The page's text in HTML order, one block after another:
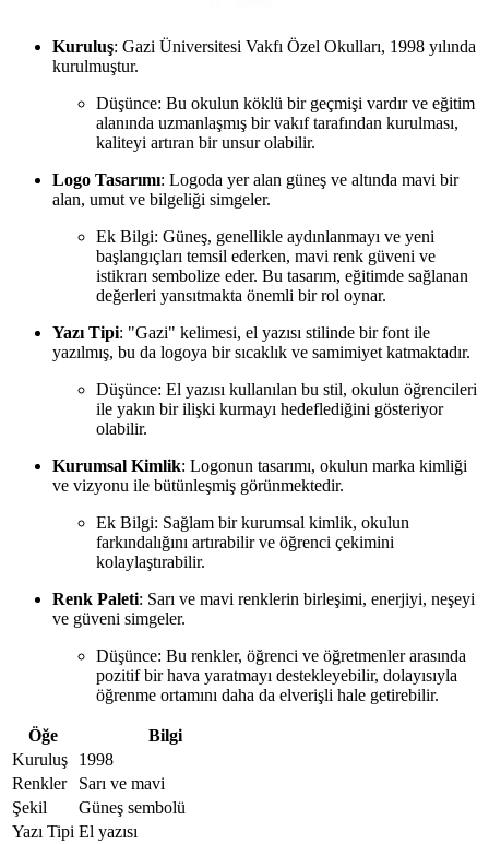
Kuruluş: Gazi Üniversitesi Vakfı Özel Okulları, 1998 yılında
kurulmuştur.
Düşünce: Bu okulun köklü bir geçmişi vardır ve eğitim
alanında uzmanlaşmış bir vakıf tarafından kurulması,
kaliteyi artıran bir unsur olabilir.
Logo Tasarımı: Logoda yer alan güneş ve altında mavi bir
alan, umut ve bilgeliği simgeler.
Ek Bilgi: Güneş, genellikle aydınlanmayı ve yeni
başlangıçları temsil ederken, mavi renk güveni ve
istikrarı sembolize eder. Bu tasarım, eğitimde sağlanan
değerleri yansıtmakta önemli bir rol oynar.
Yazı Tipi: "Gazi" kelimesi, el yazısı stilinde bir font ile
yazılmış, bu da logoya bir sıcaklık ve samimiyet katmaktadır.
Düşünce: El yazısı kullanılan bu stil, okulun öğrencileri
ile yakın bir ilişki kurmayı hedeflediğini gösteriyor
olabilir.
Kurumsal Kimlik: Logonun tasarımı, okulun marka kimliği
ve vizyonu ile bütünleşmiş görünmektedir.
Ek Bilgi: Sağlam bir kurumsal kimlik, okulun
farkındalığını artırabilir ve öğrenci çekimini
kolaylaştırabilir.
Renk Paleti: Sarı ve mavi renklerin birleşimi, enerjiyi, neşeyi
ve güveni simgeler.
Düşünce: Bu renkler, öğrenci ve öğretmenler arasında
pozitif bir hava yaratmayı destekleyebilir, dolayısıyla
öğrenme ortamını daha da elverişli hale getirebilir.
Öğe
Bilgi
Kuruluş
1998
Renkler
Sarı ve mavi
Şekil
Güneş sembolü
Yazı Tipi El yazısı